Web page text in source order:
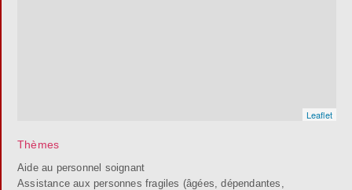
Leaflet
Thèmes
Aide au personnel soignant
Assistance aux personnes fragiles (âgées, dépendantes,